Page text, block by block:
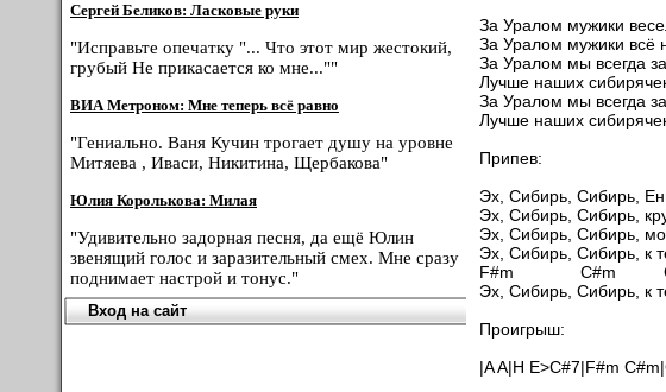
Сергей Беликов: Ласковые руки
"Исправьте опечатку "... Что этот мир жестокий,
грубый Не прикасается ко мне...""
ВИА Метроном: Мне теперь всё равно
"Гениально. Ваня Кучин трогает душу на уровне
Митяева , Иваси, Никитина, Щербакова"
Юлия Королькова: Милая
"Удивительно задорная песня, да ещё Юлин
звенящий голос и заразительный смех. Мне сразу
поднимает настрой и тонус."
Вход на сайт
За Уралом мужики
За Уралом мужики всё
За Уралом мы всегда за
Лучше наших
За Уралом мы всегда за
Лучше наших
Припев:
Эх, Сибирь, Сибирь,
Эх, Сибирь, Сибирь,
Эх, Сибирь, Сибирь,
Эх, Сибирь, Сибирь, к
F#m
Эх, Сибирь, Сибирь, к
Проигрыш:
|A A|H E>C#7|F#m